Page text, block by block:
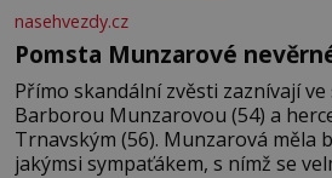
nasehvezdy.cz
Pomsta Munzarové
Přímo skandální zvěsti zaznívají
Barborou Munzarovou (54) a
Trnavským (56). Munzarová měla
jakýmsi sympaťákem, s nímž se